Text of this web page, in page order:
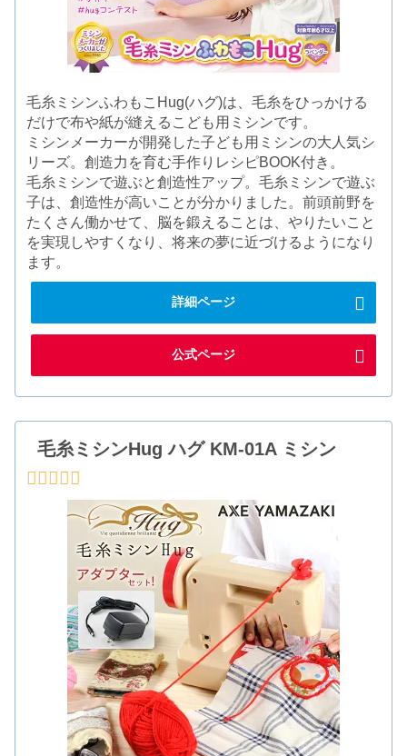
毛糸ミシンふわもこHug(ハグ)は、毛糸をひっかける
だけで布や紙が縫えるこども用ミシンです。
ミシンメーカーが開発した子ども用ミシンの大人気シ
リーズ。創造力を育む手作りレシピBOOK付き。
毛糸ミシンで遊ぶと創造性アップ。毛糸ミシンで遊ぶ
子は、創造性が高いことが分かりました。前頭前野を
たくさん働かせて、脳を鍛えることは、やりたいこと
を実現しやすくなり、将来の夢に近づけるようになり
ます。
詳細ページ
公式ページ
毛糸ミシンHug ハグ KM-01A ミシン